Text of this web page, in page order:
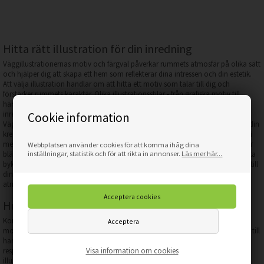
Cookie information
Webbplatsen använder cookies för att komma ihåg dina
inställningar, statistik och för att rikta in annonser. Läs mer här...
Visa information om cookies
Hitta rätt illustration för din inredning
Väggillustrationernas motiv och färgval påverkar rummets atmosfär på olika sätt
och hjälper dig att skapa ett hem som reflekterar dina intressen och din estetik.
Att välja illustration handlar om att hitta ett motiv som talar till dig och
förstärker rummets karaktär. Olika illustrationsstilar - från grafiska motiv till
handritade tekniker - ger varierande visuell påverkan och passar olika
inredningsstilar.
Väggdekorationer med illustrationer erbjuder många möjligheter att uttrycka din
kreativitet. Motiv med glada smileys i olika färger kan förstärka rummets energi
med sina livfulla färger. Dessa konstnärliga, handritade stilar med akvarell- eller
bläckeffekter fungerar som visuella fokuspunkter. Andra illustrationer visar unika
bykartor med hus- och djurmotiv, vilket ger en personlig och autentisk känsla till
din inredning. Motiv med moln, ballonger och stjärnor skapar en drömmande
atmosfär.
Hur skapar illustrationer en levande atmosfär?
Konstnärliga illustrationer påverkar rummets atmosfär genom sina färgval,
motiv och visuella komposition. Olika illustrationsstilar - från grafiska element till
handritade tekniker - skapar varierande visuell impact och känslomässiga
responser. Motivets placering, storlek och färgintensitet avgör hur starkt
illustrationen påverkar rummets energi. En